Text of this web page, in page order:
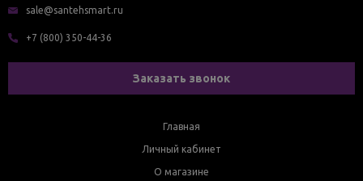
sale@santehsmart.ru
+7 (800) 350-44-36
Заказать звонок
Главная
Личный кабинет
О магазине